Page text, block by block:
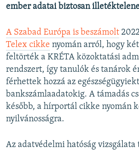
ember adatai biztosan
A Szabad Európa is beszámolt
Telex cikke nyomán arról, hogy
feltörték a KRÉTA közoktatási
rendszert, így tanulók és tanárok
férhettek hozzá az
bankszámlaadatokig. A támadás
később, a hírportál cikke nyomán
nyilvánosságra.
Az adatvédelmi hatóság